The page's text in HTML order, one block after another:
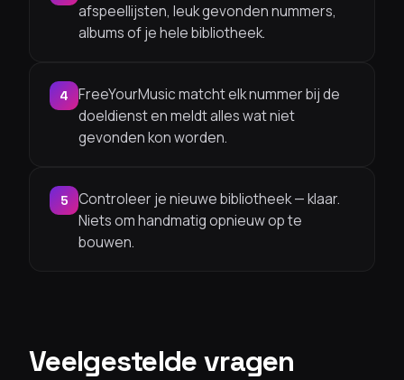
afspeellijsten, leuk gevonden nummers,
albums of je hele bibliotheek.
4
FreeYourMusic matcht elk nummer bij de
doeldienst en meldt alles wat niet
gevonden kon worden.
5
Controleer je nieuwe bibliotheek — klaar.
Niets om handmatig opnieuw op te
bouwen.
Veelgestelde vragen